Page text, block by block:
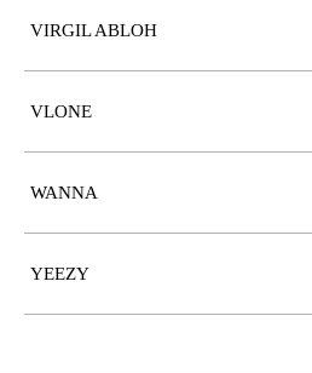
VIRGIL ABLOH
VLONE
WANNA
YEEZY